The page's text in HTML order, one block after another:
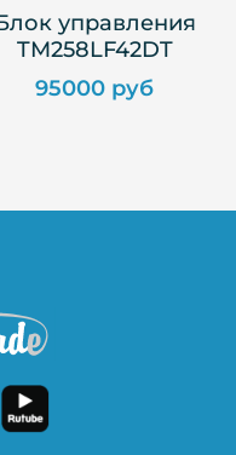
управления
TM258LF42DT
95000 руб